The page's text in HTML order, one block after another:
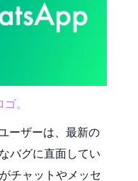
。
ーザーは、最新の
バグに直面してい
チャットやメッセ